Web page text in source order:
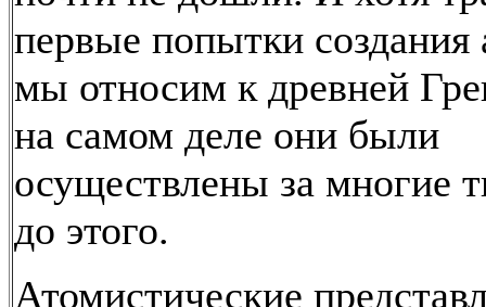
первые попытки создания
мы относим к древней
на самом деле они были
осуществлены за многие
до этого.
Атомистические